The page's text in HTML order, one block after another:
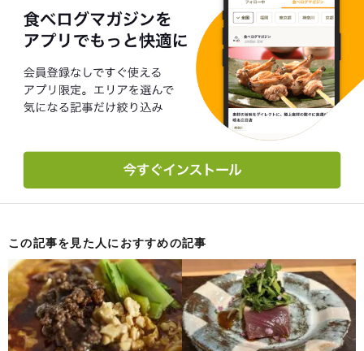
この記事を見た人におすすめの記事